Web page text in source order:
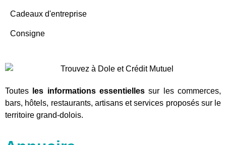
Cadeaux d'entreprise
Consigne
Toutes les informations essentielles sur les commerces,
bars, hôtels, restaurants, artisans et services proposés sur le
territoire grand-dolois.